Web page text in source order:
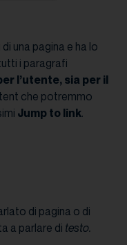
una pagina e ha lo
i paragrafi
l’utente, sia per il
che potremmo
Jump to link.
di pagina o di
a parlare di testo.